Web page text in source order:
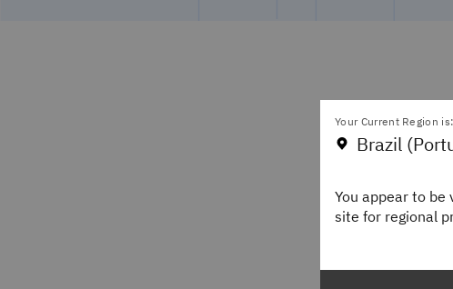
Your Current Region is:
Brazil
You appear to be
site for regional